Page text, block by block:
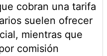
cobran una tarifa
suelen ofrecer
mientras que
comisión